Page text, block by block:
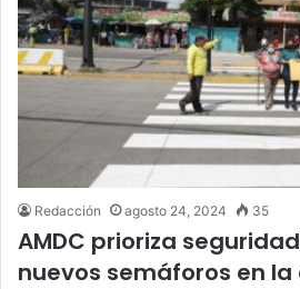
Redacción agosto 24, 2024 35
AMDC prioriza
nuevos semáforos en